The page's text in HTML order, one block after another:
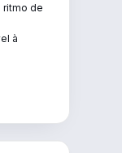
ritmo de
à